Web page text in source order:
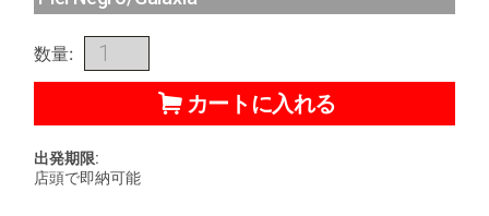
数量:
カートに入れる
出発期限:
店頭で即納可能